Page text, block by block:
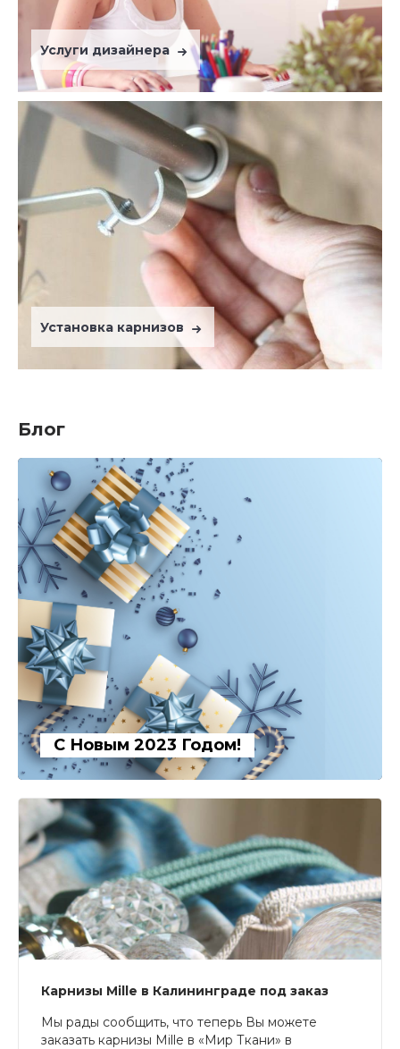
Услуги дизайнера
Установка карнизов
Блог
С Новым 2023 Годом!
Карнизы Mille в Калининграде под заказ
Мы рады сообщить, что теперь Вы можете
заказать карнизы Mille в «Мир Ткани» в